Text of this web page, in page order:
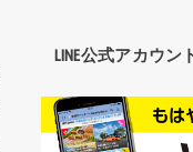
LINE公式アカウ